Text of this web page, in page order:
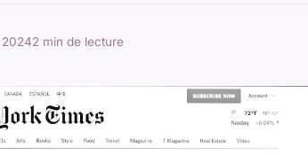
20242 min de lecture